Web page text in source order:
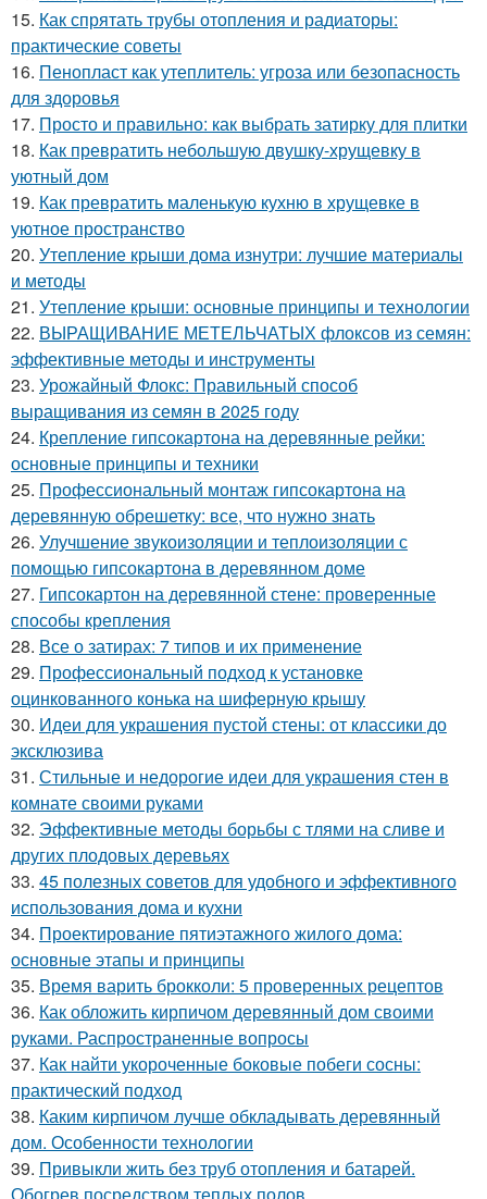
15. Как спрятать трубы отопления и радиаторы:
практические советы
16. Пенопласт как утеплитель: угроза или безопасность
для здоровья
17. Просто и правильно: как выбрать затирку для плитки
18. Как превратить небольшую двушку-хрущевку в
уютный дом
19. Как превратить маленькую кухню в хрущевке в
уютное пространство
20. Утепление крыши дома изнутри: лучшие материалы
и методы
21. Утепление крыши: основные принципы и технологии
22. ВЫРАЩИВАНИЕ МЕТЕЛЬЧАТЫХ флоксов из семян:
эффективные методы и инструменты
23. Урожайный Флокс: Правильный способ
выращивания из семян в 2025 году
24. Крепление гипсокартона на деревянные рейки:
основные принципы и техники
25. Профессиональный монтаж гипсокартона на
деревянную обрешетку: все, что нужно знать
26. Улучшение звукоизоляции и теплоизоляции с
помощью гипсокартона в деревянном доме
27. Гипсокартон на деревянной стене: проверенные
способы крепления
28. Все о затирах: 7 типов и их применение
29. Профессиональный подход к установке
оцинкованного конька на шиферную крышу
30. Идеи для украшения пустой стены: от классики до
эксклюзива
31. Стильные и недорогие идеи для украшения стен в
комнате своими руками
32. Эффективные методы борьбы с тлями на сливе и
других плодовых деревьях
33. 45 полезных советов для удобного и эффективного
использования дома и кухни
34. Проектирование пятиэтажного жилого дома:
основные этапы и принципы
35. Время варить брокколи: 5 проверенных рецептов
36. Как обложить кирпичом деревянный дом своими
руками. Распространенные вопросы
37. Как найти укороченные боковые побеги сосны:
практический подход
38. Каким кирпичом лучше обкладывать деревянный
дом. Особенности технологии
39. Привыкли жить без труб отопления и батарей.